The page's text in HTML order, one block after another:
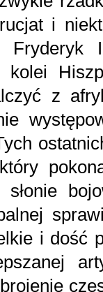
i
Fryderyk
z
i dość